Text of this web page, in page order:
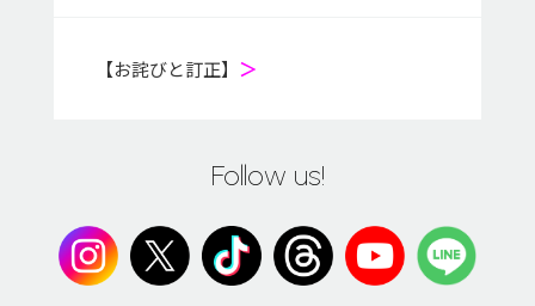
【お詫びと訂正】 ＞
Follow us!